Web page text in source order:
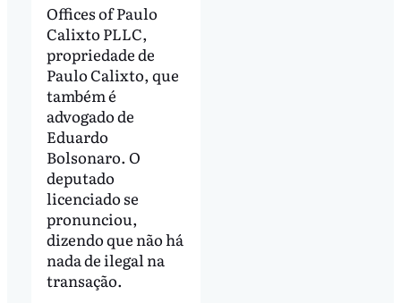
Offices of Paulo
Calixto PLLC,
propriedade de
Paulo Calixto, que
também é
advogado de
Eduardo
Bolsonaro. O
deputado
licenciado se
pronunciou,
dizendo que não há
nada de ilegal na
transação.